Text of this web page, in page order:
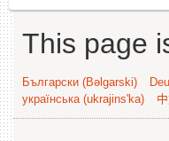
This page
Български (Bəlgarski)
українська (ukrajins'ka)